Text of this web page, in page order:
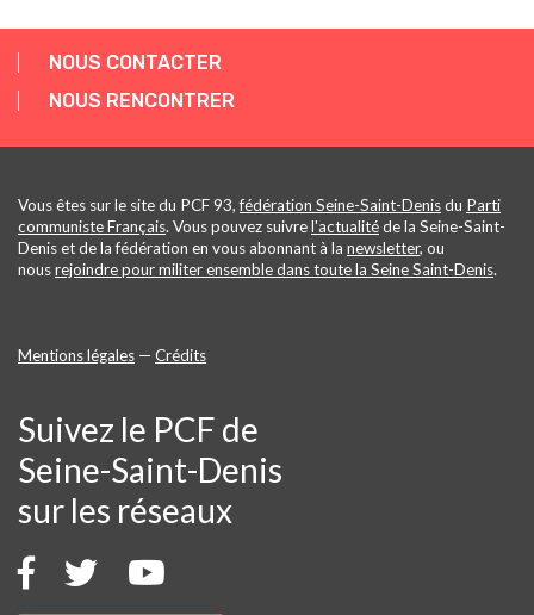
NOUS CONTACTER
NOUS RENCONTRER
Vous êtes sur le site du PCF 93,fédération Seine-Saint-Denisdu Parti
communiste Français. Vous pouvez suivrel'actualitéde la Seine-Saint-
Denis et de la fédération en vous abonnant à la newsletter, ou
nousrejoindre pour militer ensemble dans toute la Seine Saint-Denis.
Mentions légales — Crédits
Suivez le PCF de
Seine-Saint-Denis
sur les réseaux